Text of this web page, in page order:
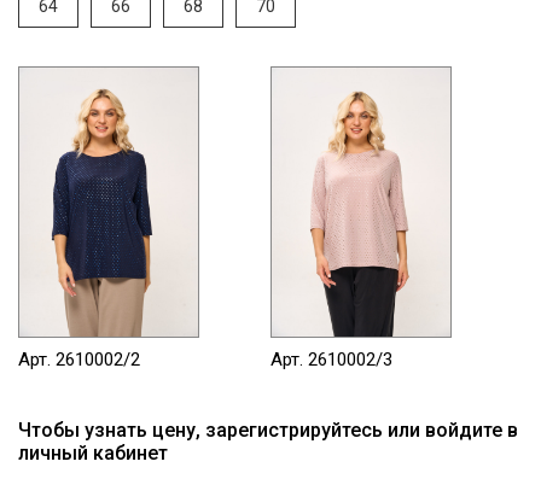
64 66 68 70
Арт. 2610002/2 Арт. 2610002/3
Чтобы узнать цену, зарегистрируйтесь или войдите в
личный кабинет